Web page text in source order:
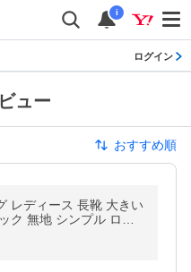
i
ログイン
ュー
おすすめ順
レディース 長靴 大きい
ク 無地 シンプル ロー
ンシューズ 雨靴 雨具